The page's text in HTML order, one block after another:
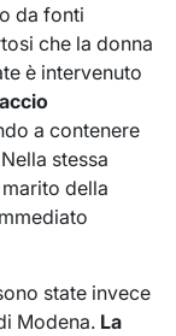
da fonti
che la donna
è intervenuto
a contenere
stessa
della
state invece
Modena. La